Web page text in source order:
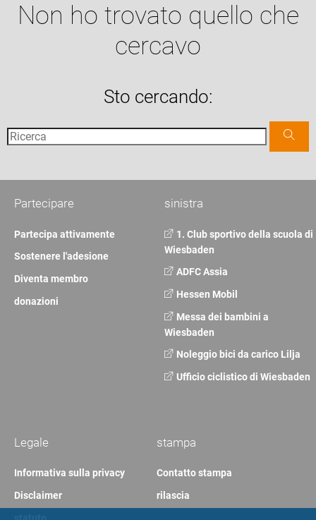
Non ho trovato quello che
cercavo
Sto cercando:
sinistra
1. Club sportivo della scuola di
Wiesbaden
ADFC Assia
Hessen Mobil
Messa dei bambini a
Wiesbaden
Noleggio bici da carico Lilja
Ufficio ciclistico di Wiesbaden
Partecipare
Partecipa attivamente
Sostenere l'adesione
Diventa membro
donazioni
stampa
Contatto stampa
rilascia
Legale
Informativa sulla privacy
Disclaimer